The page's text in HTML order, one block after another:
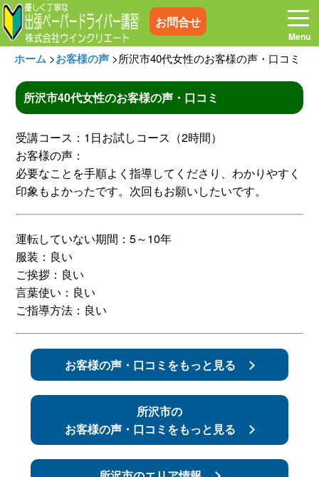
お問合せ
ホーム お電話はこちら
プログラム
お客様の声 コラム&トピックス
よくある質問
出張地域
スタッフ紹介 申し込みフロー
キャンペーン
新着情報 会社概要
ホーム >お客様の声 >所沢市40代女性のお客様の声・口コミ
所沢市40代女性のお客様の声・口コミ
受講コース：1日お試しコース（2時間）
お客様の声：
必要なことを手順よく指導してくださり、わかりやすく
印象もよかったです。次回もお願いしたいです。
運転していない期間：5～10年
服装：良い
ご挨拶：良い
言葉使い：良い
ご指導方法：良い
お客様の声・口コミをもっと見る
所沢市の
お客様の声・口コミをもっと見る